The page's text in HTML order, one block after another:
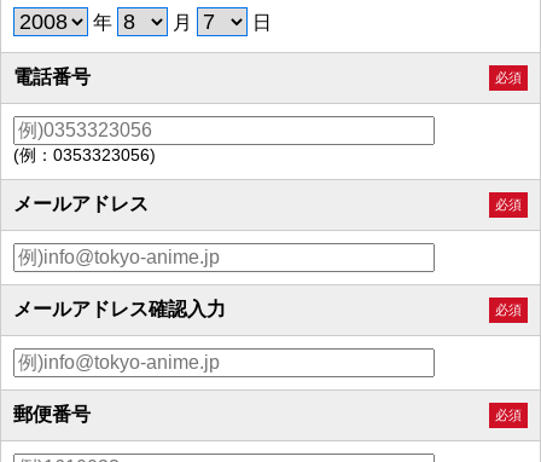
年 月 日
電話番号 必須
(例：0353323056)
メールアドレス 必須
メールアドレス確認入力 必須
郵便番号 必須